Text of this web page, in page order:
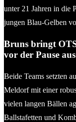
unter 21 Jahren in die
jungen Blau-Gelben
Bruns bringt
vor der Pause aus
Beide Teams setzten
Meldorf mit einer
vielen langen Bällen
Ballstafetten und